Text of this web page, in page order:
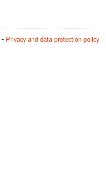
Privacy and data protection policy